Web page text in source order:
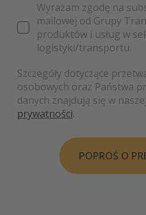
Wyrażam zgodę na
mailowej od Grupy
produktów i usług w
logistyki/transportu.
Szczegóły dotyczące
osobowych oraz Państwa
danych znajdują się w naszej
prywatności.
POPROŚ O